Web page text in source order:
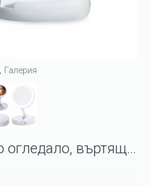
Галерия
Led Козметично огледало, въртящо се